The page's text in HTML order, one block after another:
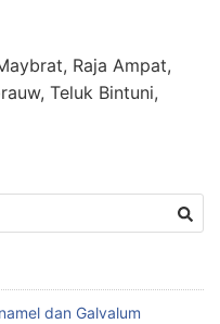
Raja Ampat,
Teluk Bintuni,
dan Galvalum